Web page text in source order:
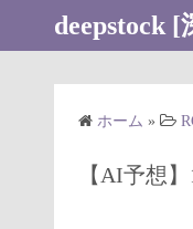
deepstock [
ホーム »
【AI予想